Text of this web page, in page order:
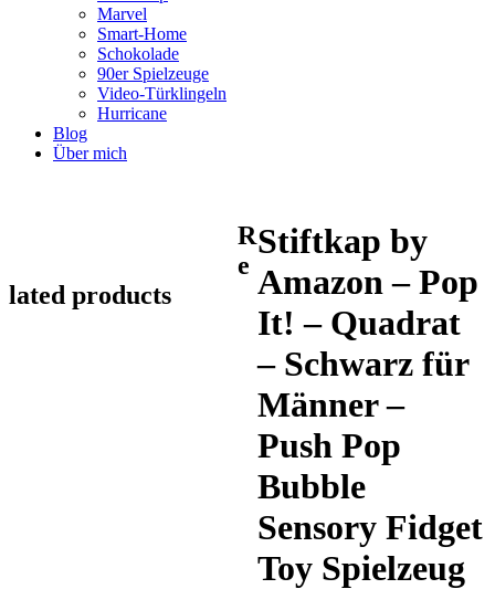
Marvel
Smart-Home
Schokolade
90er Spielzeuge
Video-Türklingeln
Hurricane
Blog
Über mich
Stiftkap by
Amazon – Pop
It! – Quadrat
– Schwarz für
Männer –
Push Pop
Bubble
Sensory Fidget
Toy Spielzeug
R
e
lated products